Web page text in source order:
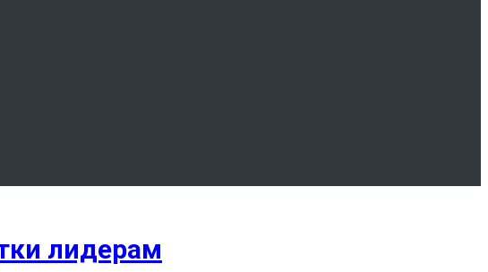
лидерам